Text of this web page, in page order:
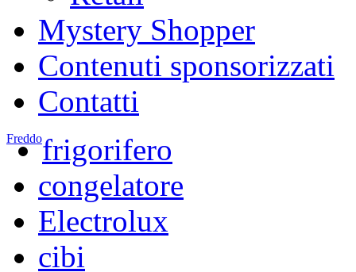
Mystery Shopper
Contenuti sponsorizzati
Contatti
Freddofrigorifero
congelatore
Electrolux
cibi